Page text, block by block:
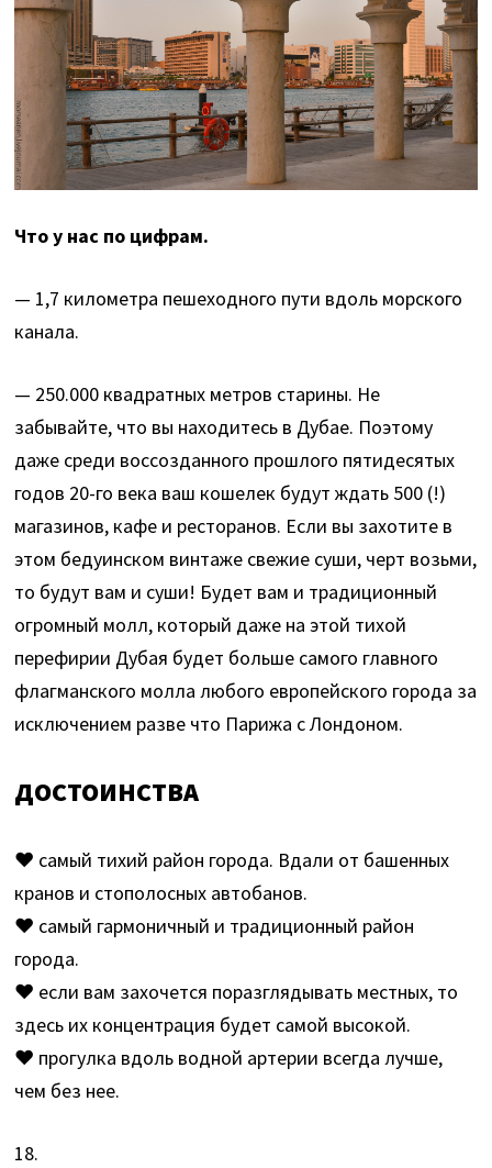
Что у нас по цифрам.
— 1,7 километра пешеходного пути вдоль морского
канала.
— 250.000 квадратных метров старины. Не
забывайте, что вы находитесь в Дубае. Поэтому
даже среди воссозданного прошлого пятидесятых
годов 20-го века ваш кошелек будут ждать 500 (!)
магазинов, кафе и ресторанов. Если вы захотите в
этом бедуинском винтаже свежие суши, черт возьми,
то будут вам и суши! Будет вам и традиционный
огромный молл, который даже на этой тихой
перефирии Дубая будет больше самого главного
флагманского молла любого европейского города за
исключением разве что Парижа с Лондоном.
ДОСТОИНСТВА
♥ самый тихий район города. Вдали от башенных
кранов и стополосных автобанов.
♥ самый гармоничный и традиционный район
города.
♥ если вам захочется поразглядывать местных, то
здесь их концентрация будет самой высокой.
♥ прогулка вдоль водной артерии всегда лучше,
чем без нее.
18.